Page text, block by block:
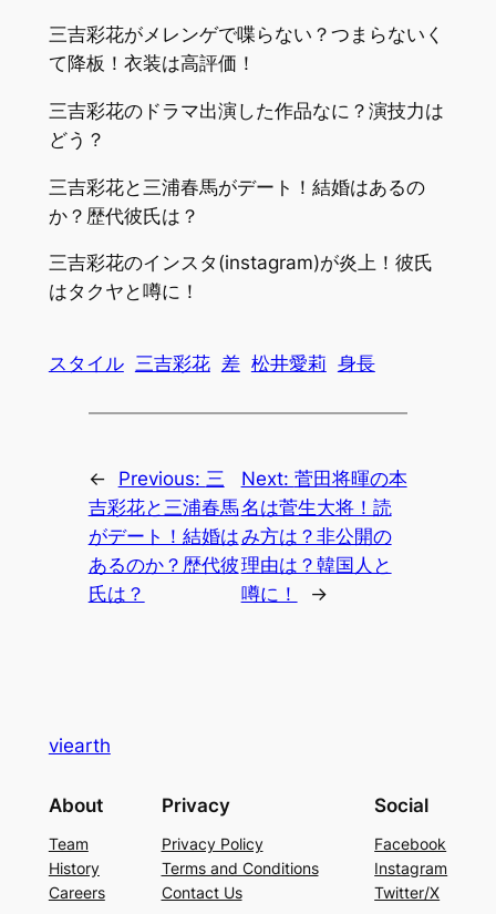
三吉彩花がメレンゲで喋らない？つまらないく
て降板！衣装は高評価！
三吉彩花のドラマ出演した作品なに？演技力は
どう？
三吉彩花と三浦春馬がデート！結婚はあるの
か？歴代彼氏は？
三吉彩花のインスタ(instagram)が炎上！彼氏
はタクヤと噂に！
スタイル 三吉彩花 差 松井愛莉 身長
← Previous: 三
吉彩花と三浦春馬
がデート！結婚は
あるのか？歴代彼
氏は？
Next: 菅田将暉の本
名は菅生大将！読
み方は？非公開の
理由は？韓国人と
噂に！
→
viearth
About
Team
History
Careers
Privacy
Privacy Policy
Terms and Conditions
Contact Us
Social
Facebook
Instagram
Twitter/X